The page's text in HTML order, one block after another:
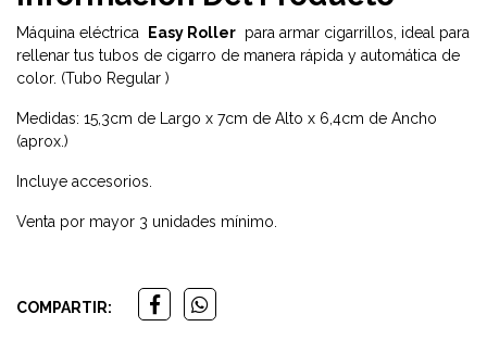
Máquina eléctrica Easy Roller para armar cigarrillos, ideal para
rellenar tus tubos de cigarro de manera rápida y automática de
color. (Tubo Regular )
Medidas: 15,3cm de Largo x 7cm de Alto x 6,4cm de Ancho
(aprox.)
Incluye accesorios.
Venta por mayor 3 unidades mínimo.
COMPARTIR: